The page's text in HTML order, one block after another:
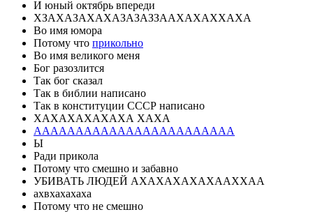
И юный октябрь впереди
ХЗАХАЗАХАХАЗАЗАЗЗААХАХАХХАХА
Во имя юмора
Потому что прикольно
Во имя великого меня
Бог разозлится
Так бог сказал
Так в библии написано
Так в конституции СССР написано
ХАХАХАХАХАХА ХАХА
АААААААААААААААААААААААА
Ы
Ради прикола
Потому что смешно и забавно
УБИВАТЬ ЛЮДЕЙ АХАХАХАХАХААХХАА
ахвхахахаха
Потому что не смешно